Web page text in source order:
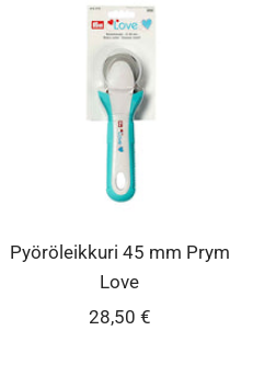
Pyöröleikkuri 45 mm Prym
Love
Alennushinta
28,50 €